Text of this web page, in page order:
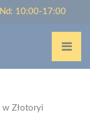
Nd: 10:00-17:00
w Złotoryi